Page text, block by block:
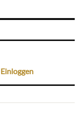
Einloggen